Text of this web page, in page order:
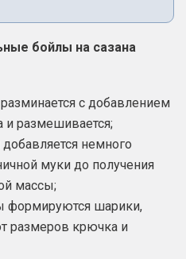
бойлы на сазана
с добавлением
и размешивается;
немного
муки до получения
массы;
формируются шарики,
размеров крючка и